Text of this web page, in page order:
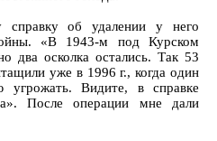
справку об удалении у него
«В 1943-м под Курском
два осколка остались. Так 53
уже в 1996 г., когда один
угрожать. Видите, в справке
После операции мне дали